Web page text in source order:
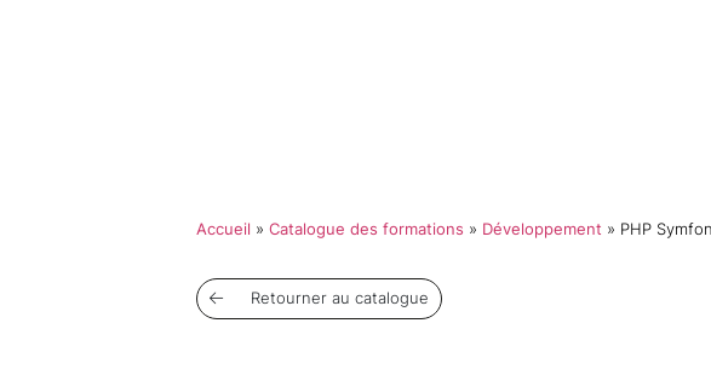
Accueil » Catalogue des formations » Développement » PHP
Retourner au catalogue